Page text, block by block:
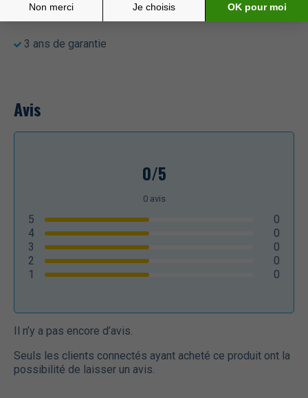
Garantie
3 ans de garantie
Avis
0/5
0avis
5
0
4
0
3
0
2
0
1
0
Il n’y a pas encore d’avis.
Seuls les clients connectés ayant acheté ce produit ont la
possibilité de laisser un avis.